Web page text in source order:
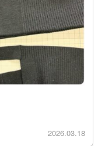
2026.03.18